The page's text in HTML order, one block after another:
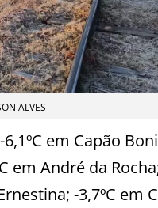
ALVES
em Capão
em André da
-3,7ºC em